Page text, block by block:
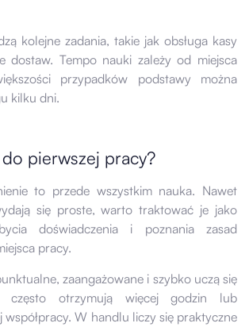
kolejne zadania, takie jak obsługa kasy
dostaw. Tempo nauki zależy od miejsca
przypadków podstawy można
kilku dni.
pierwszej pracy?
to przede wszystkim nauka. Nawet
się proste, warto traktować je jako
doświadczenia i poznania zasad
pracy.
zaangażowane i szybko uczą się
często otrzymują więcej godzin lub
współpracy. W handlu liczy się praktyczne